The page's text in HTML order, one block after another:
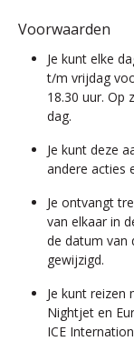
Voorwaarden
Je kunt elke
t/m vrijdag
18.30 uur. Op
dag.
Je kunt deze
andere acties
Je ontvangt
van elkaar in
de datum van
gewijzigd.
Je kunt reizen
Nightjet en
ICE